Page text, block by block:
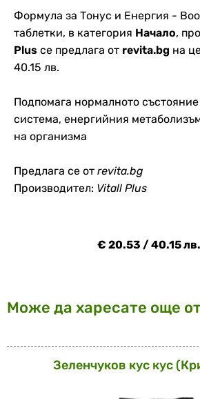
Формула за Тонус и Енергия -
таблетки, в категория Начало,
Plus се предлага от revita.bg на
40.15 лв.
Подпомага нормалното
система, енергийния
на организма
Предлага се от revita.bg
Производител: Vitall Plus
€ 20.53 / 40.15 лв.
Може да харесате още
Зеленчуков кус кус